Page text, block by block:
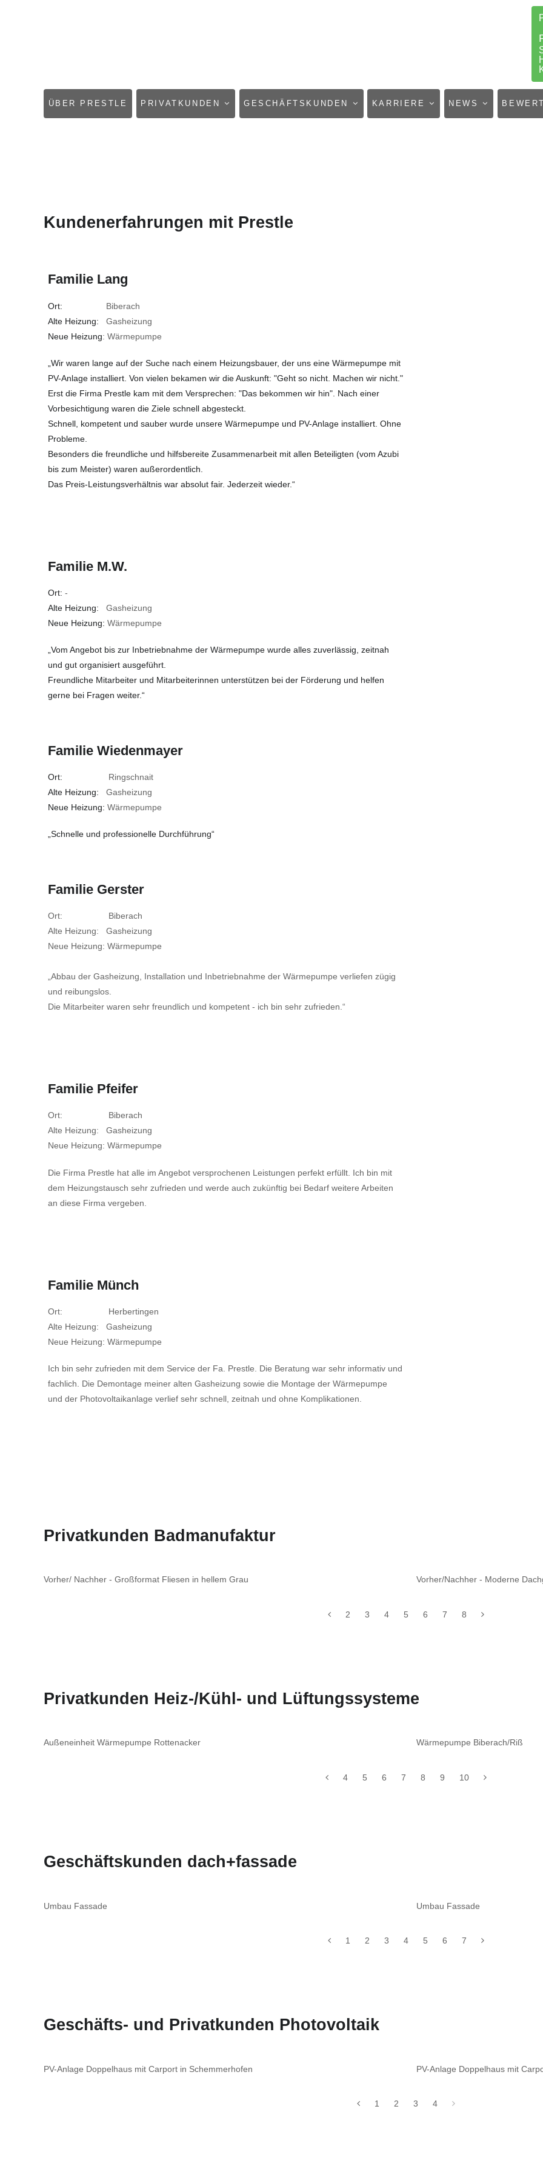
NAVIGATION
ÜBER PRESTLE PRIVATKUNDEN GESCHÄFTSKUNDEN KARRIERE NEWS
Kundenerfahrungen mit Prestle
Familie Lang
Ort: Biberach
Alte Heizung: Gasheizung
Neue Heizung: Wärmepumpe
„Wir waren lange auf der Suche nach einem Heizungsbauer, der uns eine Wärmepumpe mit
PV-Anlage installiert. Von vielen bekamen wir die Auskunft: "Geht so nicht. Machen wir nicht."
Erst die Firma Prestle kam mit dem Versprechen: "Das bekommen wir hin". Nach einer
Vorbesichtigung waren die Ziele schnell abgesteckt.
Schnell, kompetent und sauber wurde unsere Wärmepumpe und PV-Anlage installiert. Ohne
Probleme.
Besonders die freundliche und hilfsbereite Zusammenarbeit mit allen Beteiligten (vom Azubi
bis zum Meister) waren außerordentlich.
Das Preis-Leistungsverhältnis war absolut fair. Jederzeit wieder.“
Familie M.W.
Ort: -
Alte Heizung: Gasheizung
Neue Heizung: Wärmepumpe
„Vom Angebot bis zur Inbetriebnahme der Wärmepumpe wurde alles zuverlässig, zeitnah
und gut organisiert ausgeführt.
Freundliche Mitarbeiter und Mitarbeiterinnen unterstützen bei der Förderung und helfen
gerne bei Fragen weiter.“
Familie Wiedenmayer
Ort: Ringschnait
Alte Heizung: Gasheizung
Neue Heizung: Wärmepumpe
„Schnelle und professionelle Durchführung“
Familie Gerster
Ort: Biberach
Alte Heizung: Gasheizung
Neue Heizung: Wärmepumpe
„Abbau der Gasheizung, Installation und Inbetriebnahme der Wärmepumpe verliefen zügig
und reibungslos.
Die Mitarbeiter waren sehr freundlich und kompetent - ich bin sehr zufrieden.“
Familie Pfeifer
Ort: Biberach
Alte Heizung: Gasheizung
Neue Heizung: Wärmepumpe
Die Firma Prestle hat alle im Angebot versprochenen Leistungen perfekt erfüllt. Ich bin mit
dem Heizungstausch sehr zufrieden und werde auch zukünftig bei Bedarf weitere Arbeiten
an diese Firma vergeben.
Familie Münch
Ort: Herbertingen
Alte Heizung: Gasheizung
Neue Heizung: Wärmepumpe
Ich bin sehr zufrieden mit dem Service der Fa. Prestle. Die Beratung war sehr informativ und
fachlich. Die Demontage meiner alten Gasheizung sowie die Montage der Wärmepumpe
und der Photovoltaikanlage verlief sehr schnell, zeitnah und ohne Komplikationen.
Privatkunden Badmanufaktur
Vorher/ Nachher - Großformat Fliesen in hellem Grau Vorher/Nachher - Moderne
2 3 4 5 6 7 8
Privatkunden Heiz-/Kühl- und Lüftungssysteme
Außeneinheit Wärmepumpe Rottenacker Wärmepumpe Biberach/Riß
4 5 6 7 8 9 10
Geschäftskunden dach+fassade
Umbau Fassade Umbau Fassade
1 2 3 4 5 6 7
Geschäfts- und Privatkunden Photovoltaik
PV-Anlage Doppelhaus mit Carport in Schemmerhofen PV-Anlage Doppelhaus mit
1 2 3 4